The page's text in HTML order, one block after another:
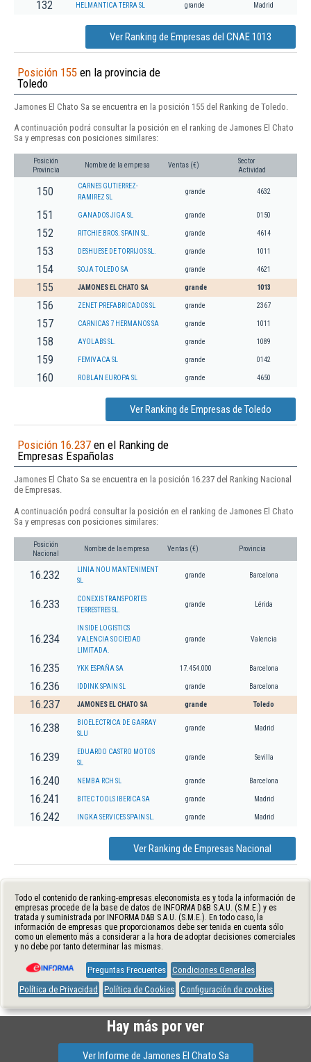
132 HELMANTICA TERRA SL grande Madrid
Ver Ranking de Empresas del CNAE 1013
Posición 155 en la provincia de
Toledo
Jamones El Chato Sa se encuentra en la posición 155 del Ranking de Toledo.
A continuación podrá consultar la posición en el ranking de Jamones El Chato
Sa y empresas con posiciones similares:
Posición
Provincia
Nombre de la empresa Ventas (€)
Sector
Actividad
150
CARNES GUTIERREZ-
RAMIREZ SL
grande 4632
151 GANADOS JIGA SL grande 0150
152 RITCHIE BROS. SPAIN SL. grande 4614
153 DESHUESE DE TORRIJOS SL. grande 1011
154 SOJA TOLEDO SA grande 4621
155 JAMONES EL CHATO SA grande 1013
156 ZENET PREFABRICADOS SL grande 2367
157 CARNICAS 7 HERMANOS SA grande 1011
158 AYOLABS SL. grande 1089
159 FEMIVACA SL grande 0142
160 ROBLAN EUROPA SL grande 4650
Ver Ranking de Empresas de Toledo
Posición 16.237 en el Ranking de
Empresas Españolas
Jamones El Chato Sa se encuentra en la posición 16.237 del Ranking Nacional
de Empresas.
A continuación podrá consultar la posición en el ranking de Jamones El Chato
Sa y empresas con posiciones similares:
Posición
Nacional
Nombre de la empresa Ventas (€) Provincia
16.232
LINIA NOU MANTENIMENT
SL
grande Barcelona
16.233
CONEXIS TRANSPORTES
TERRESTRES SL.
grande Lérida
16.234
IN SIDE LOGISTICS
VALENCIA SOCIEDAD
LIMITADA.
grande Valencia
16.235 YKK ESPAÑA SA 17.454.000 Barcelona
16.236 IDDINK SPAIN SL grande Barcelona
16.237 JAMONES EL CHATO SA grande Toledo
16.238
BIOELECTRICA DE GARRAY
SLU
grande Madrid
16.239
EDUARDO CASTRO MOTOS
SL
grande Sevilla
16.240 NEMBA RCH SL grande Barcelona
16.241 BITEC TOOLS IBERICA SA grande Madrid
16.242 INGKA SERVICES SPAIN SL. grande Madrid
Ver Ranking de Empresas Nacional
Todo el contenido de ranking-empresas.eleconomista.es y toda la información de
empresas procede de la base de datos de INFORMA D&B S.A.U. (S.M.E.) y es
tratada y suministrada por INFORMA D&B S.A.U. (S.M.E.). En todo caso, la
información de empresas que proporcionamos debe ser tenida en cuenta sólo
como un elemento más a considerar a la hora de adoptar decisiones comerciales
y no debe por tanto determinar las mismas.
Preguntas Frecuentes Condiciones Generales
Política de Privacidad
Política de Cookies Configuración de cookies
Hay más por ver
Ver Informe de Jamones El Chato Sa